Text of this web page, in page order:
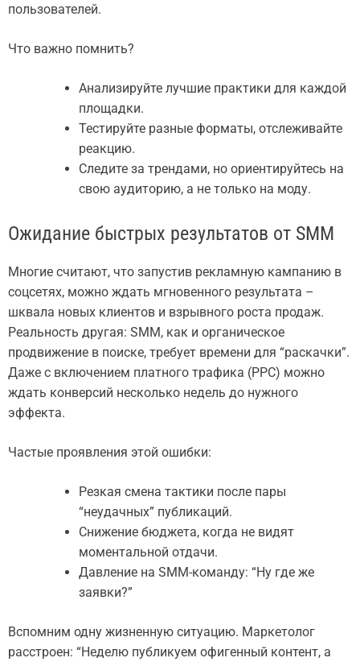
пользователей.
Что важно помнить?
Анализируйте лучшие практики для каждой
площадки.
Тестируйте разные форматы, отслеживайте
реакцию.
Следите за трендами, но ориентируйтесь на
свою аудиторию, а не только на моду.
Ожидание быстрых результатов от SMM
Многие считают, что запустив рекламную кампанию в
соцсетях, можно ждать мгновенного результата –
шквала новых клиентов и взрывного роста продаж.
Реальность другая: SMM, как и органическое
продвижение в поиске, требует времени для “раскачки”.
Даже с включением платного трафика (PPC) можно
ждать конверсий несколько недель до нужного
эффекта.
Частые проявления этой ошибки:
Резкая смена тактики после пары
“неудачных” публикаций.
Снижение бюджета, когда не видят
моментальной отдачи.
Давление на SMM-команду: “Ну где же
заявки?”
Вспомним одну жизненную ситуацию. Маркетолог
расстроен: “Неделю публикуем офигенный контент, а